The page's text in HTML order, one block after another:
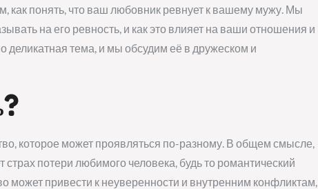
как понять, что ваш любовник ревнует к вашему мужу. Мы
на его ревность, и как это влияет на ваши отношения и
тема, и мы обсудим её в дружеском и
которое может проявляться по-разному. В общем смысле,
страх потери любимого человека, будь то романтический
может привести к неуверенности и внутренним конфликтам,